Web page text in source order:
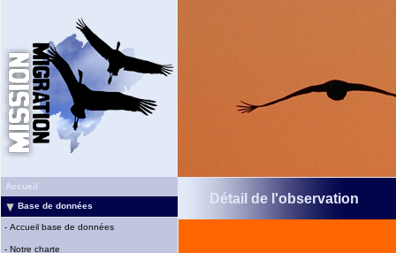
Accueil
Base de données
- Accueil base de données
- Notre charte
Détail de l'observation